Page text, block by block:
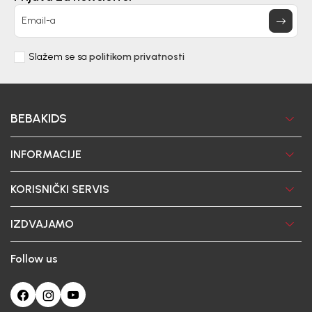
Email-a
Slažem se sa politikom privatnosti
BEBAKIDS
INFORMACIJE
KORISNIČKI SERVIS
IZDVAJAMO
Follow us